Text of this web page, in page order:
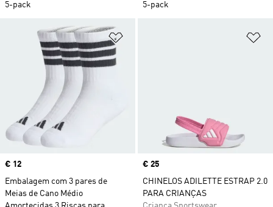
5-pack
5-pack
Price
€ 12
Embalagem com 3 pares de
Meias de Cano Médio
Price
€ 25
CHINELOS ADILETTE ESTRAP 2.0
PARA CRIANÇAS